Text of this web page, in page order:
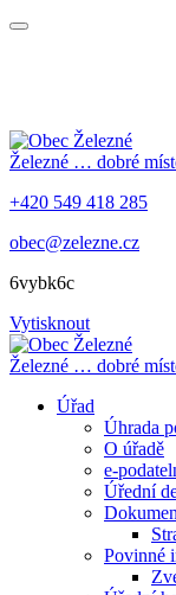
Železné … dobré
+420 549 418 285
obec@zelezne.cz
6vybk6c
Vytisknout
Železné … dobré
Úřad
Úhrada
O úřadě
e-
Úřední
Povinné